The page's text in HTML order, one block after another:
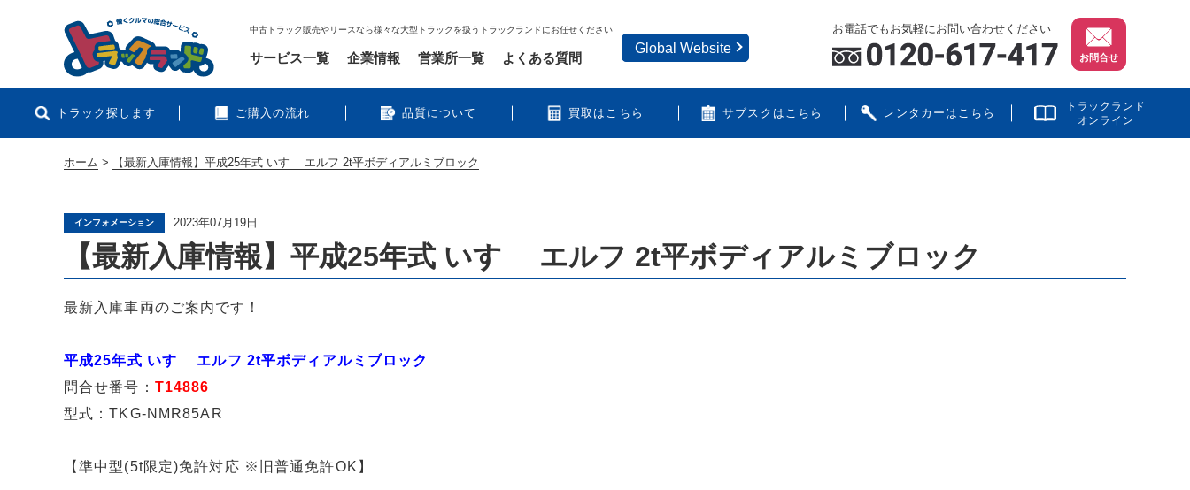
中古トラック販売やリースなら様々な大型トラックを扱うトラックランドにお任せください お電話でもお気軽にお問い合わせください
お問合せ
トラック探します ご購入の流れ 品質について 買取はこちら サブスクはこちら レンタカーはこちら
トラックランド
オンライン
サービス一覧 企業情報 営業所一覧 よくある質問
Global Website
ホーム > 【最新入庫情報】平成25年式 いすゞ エルフ 2t平ボディアルミブロック
インフォメーション 2023年07月19日
【最新入庫情報】平成25年式 いすゞ エルフ 2t平ボディアルミブロック
最新入庫車両のご案内です！
平成25年式 いすゞ エルフ 2t平ボディアルミブロック
問合せ番号： T14886
型式：TKG-NMR85AR
【準中型(5t限定)免許対応 ※旧普通免許OK】